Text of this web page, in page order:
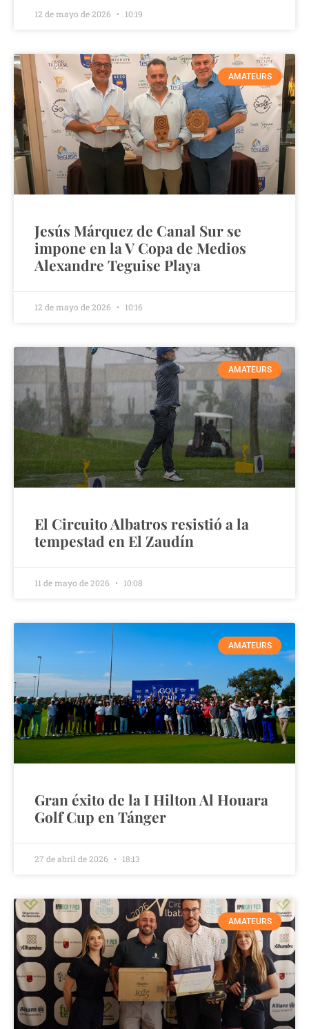
12 de mayo de 2026 10:19
AMATEURS
Jesús Márquez de Canal Sur se
impone en la V Copa de Medios
Alexandre Teguise Playa
12 de mayo de 2026 10:16
AMATEURS
El Circuito Albatros resistió a la
tempestad en El Zaudín
11 de mayo de 2026 10:08
AMATEURS
Gran éxito de la I Hilton Al Houara
Golf Cup en Tánger
27 de abril de 2026 18:13
AMATEURS